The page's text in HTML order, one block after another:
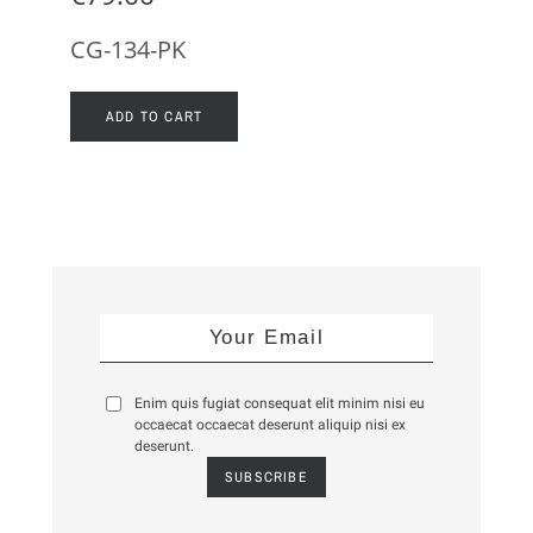
CG-134-PK
ADD TO CART
Enim quis fugiat consequat elit minim nisi eu
occaecat occaecat deserunt aliquip nisi ex
deserunt.